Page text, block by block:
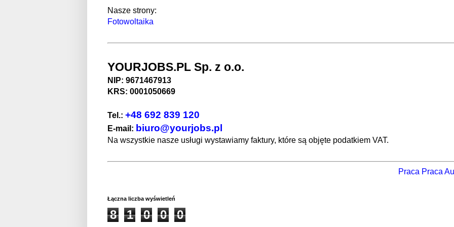
Nasze strony:
Fotowoltaika
YOURJOBS.PL Sp. z o.o.
NIP: 9671467913
KRS: 0001050669
Tel.: +48 692 839 120
E-mail: biuro@yourjobs.pl
Na wszystkie nasze usługi wystawiamy faktury, które są objęte podatkiem VAT.
Praca Praca
Łączna liczba wyświetleń
8 1 0 0 0